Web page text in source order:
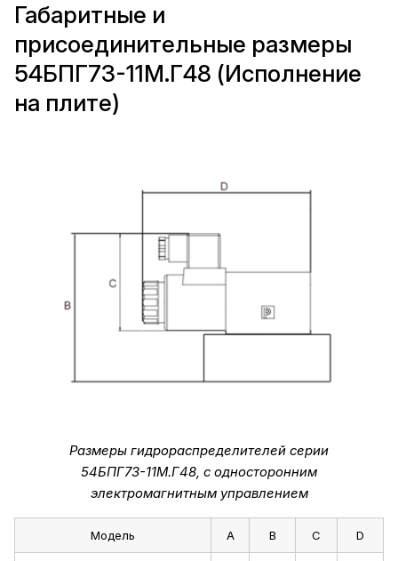
Габаритные и
присоединительные размеры
54БПГ73-11М.Г48 (Исполнение
на плите)
Размеры гидрораспределителей серии
54БПГ73-11М.Г48, с односторонним
электромагнитным управлением
Модель A B C D